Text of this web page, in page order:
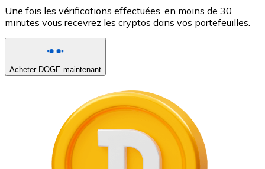
Une fois les vérifications effectuées, en moins de 30
minutes vous recevrez les cryptos dans vos portefeuilles.
Acheter DOGE maintenant